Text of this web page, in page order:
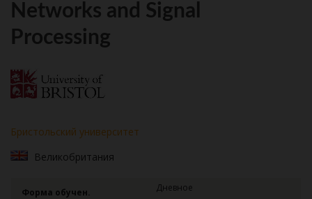
Networks and Signal
Processing
Бристольский университет
Великобритания
Форма обучен. Дневное